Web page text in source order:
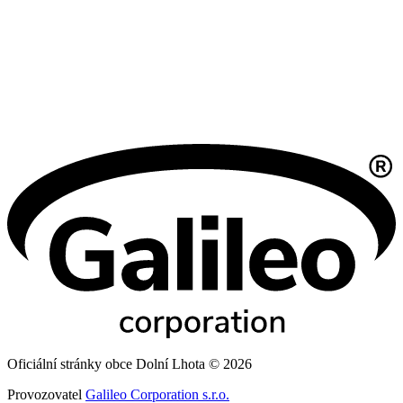
Oficiální stránky obce Dolní Lhota © 2026
Provozovatel Galileo Corporation s.r.o.